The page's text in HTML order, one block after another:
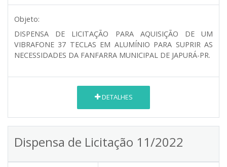
Objeto:
DISPENSA DE LICITAÇÃO PARA AQUISIÇÃO DE UM
VIBRAFONE 37 TECLAS EM ALUMÍNIO PARA SUPRIR AS
NECESSIDADES DA FANFARRA MUNICIPAL DE JAPURÁ-PR.
DETALHES
Dispensa de Licitação 11/2022